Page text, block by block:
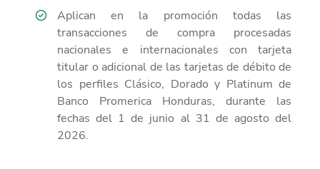
Aplican en la promoción todas las
transacciones de compra procesadas
nacionales e internacionales con tarjeta
titular o adicional de las tarjetas de débito de
los perfiles Clásico, Dorado y Platinum de
Banco Promerica Honduras, durante las
fechasdel 1 de junio al 31 de agosto del
2026.